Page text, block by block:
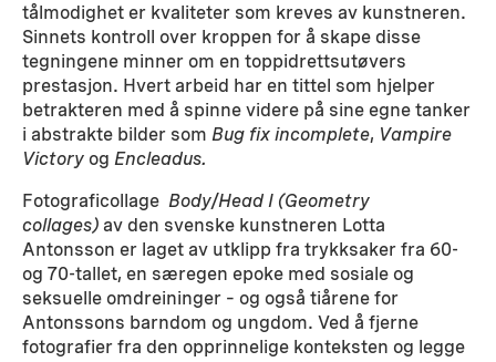
tålmodighet er kvaliteter som kreves av kunstneren.
Sinnets kontroll over kroppen for å skape disse
tegningene minner om en toppidrettsutøvers
prestasjon. Hvert arbeid har en tittel som hjelper
betrakteren med å spinne videre på sine egne tanker
i abstrakte bilder som Bug fix incomplete, Vampire
Victory og Encleadus.
Fotograficollage Body/Head I (Geometry
collages) av den svenske kunstneren Lotta
Antonsson er laget av utklipp fra trykksaker fra 60-
og 70-tallet, en særegen epoke med sosiale og
seksuelle omdreininger – og også tiårene for
Antonssons barndom og ungdom. Ved å fjerne
fotografier fra den opprinnelige konteksten og legge